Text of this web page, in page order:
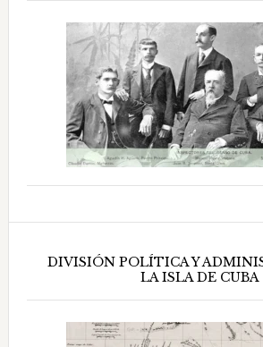
DIVISIÓN POLÍTICA Y
LA ISLA DE CUBA